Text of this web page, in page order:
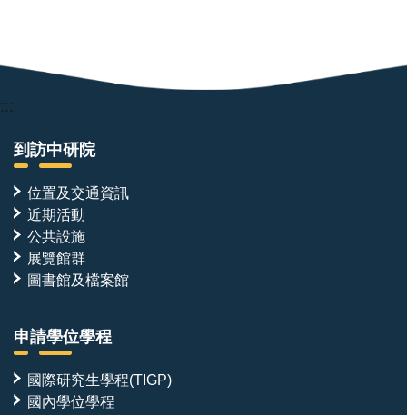
所開發之設計蛋白質，除作為解析酵素活化與調控機制
的分子工具外，亦具備發展為專一性抑制劑或標的蛋白
化重組與結構層次完整驗證的分子，將進一步與細胞生
物學實驗室合作，推進至細胞模式與疾病模式之功能驗
證。本職位所產出的分子與數據，即為銜接分子設計與
轉譯應用的起點。
跨團隊合作
角色。分子產出與實驗數據將同時對接：
●計算設計團隊——回饋親和力、專一性與結構資訊，
驅動下一輪設計迭代
:::
到訪中研院
位置及交通資訊
近期活動
公共設施
展覽館群
圖書館及檔案館
申請學位學程
國際研究生學程(TIGP)
國內學位學程